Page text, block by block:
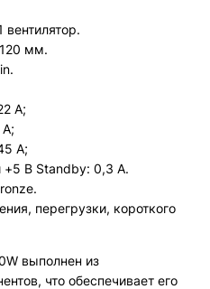
мм.
А;
А;
А;
+5 В Standby: 0,3 А.
перегрузки, короткого
выполнен из
что обеспечивает его